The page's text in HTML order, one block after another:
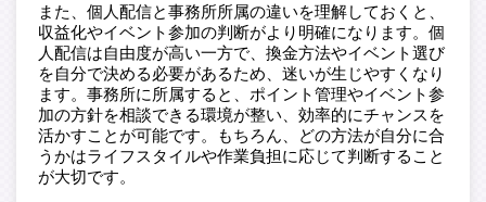
また、個人配信と事務所所属の違いを理解しておくと、
収益化やイベント参加の判断がより明確になります。個
人配信は自由度が高い一方で、換金方法やイベント選び
を自分で決める必要があるため、迷いが生じやすくなり
ます。事務所に所属すると、ポイント管理やイベント参
加の方針を相談できる環境が整い、効率的にチャンスを
活かすことが可能です。もちろん、どの方法が自分に合
うかはライフスタイルや作業負担に応じて判断すること
が大切です。